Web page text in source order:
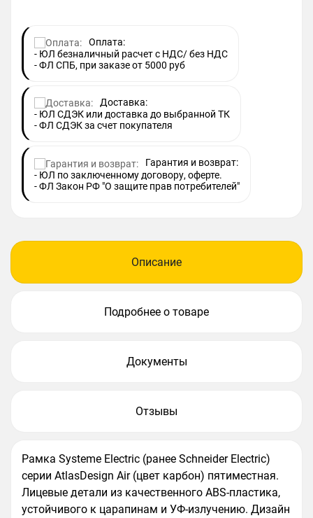
Оплата:
- ЮЛ безналичный расчет с НДС/ без НДС
- ФЛ СПБ, при заказе от 5000 руб
Доставка:
- ЮЛ СДЭК или доставка до выбранной ТК
- ФЛ СДЭК за счет покупателя
Гарантия и возврат:
- ЮЛ по заключенному договору, оферте.
- ФЛ Закон РФ "О защите прав потребителей"
Описание
Подробнее о товаре
Документы
Отзывы
Рамка Systeme Electric (ранее Schneider Electric)
серии AtlasDesign Air (цвет карбон) пятиместная.
Лицевые детали из качественного ABS-пластика,
устойчивого к царапинам и УФ-излучению. Дизайн